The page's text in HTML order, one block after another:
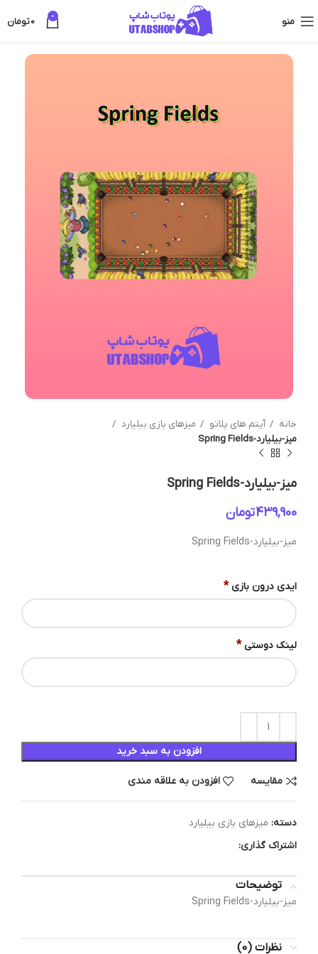
منو 0
0تومان
خانه آیتم های پلاتو
میزهای بازی بیلیارد
میز-بیلیارد-Spring Fields
میز-بیلیارد-Spring Fields
تومان
میز-بیلیارد-Spring Fields
ایدی درون بازی *
لینک دوستی *
افزودن به سبد خرید
مقایسه افزودن به علاقه مندی
دسته: میزهای بازی بیلیارد
اشتراک گذاری:
توضیحات
میز-بیلیارد-Spring Fields
نظرات (0)